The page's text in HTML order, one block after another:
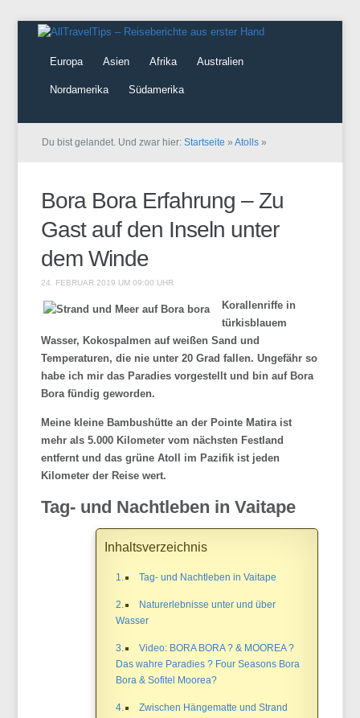
Europa Asien Afrika Australien
Nordamerika Südamerika
Du bist gelandet. Und zwar hier:Startseite »Atolls »
Bora Bora Erfahrung – Zu
Gast auf den Inseln unter
dem Winde
24. FEBRUAR 2019 UM 09:00 UHR
Korallenriffe in
türkisblauem
Wasser, Kokospalmen auf weißen Sand und
Temperaturen, die nie unter 20 Grad fallen. Ungefähr so
habe ich mir das Paradies vorgestellt und bin auf Bora
Bora fündig geworden.
Meine kleine Bambushütte an der Pointe Matiraist
mehr als 5.000 Kilometer vom nächsten Festland
entfernt und das grüne Atoll im Pazifik ist jeden
Kilometer der Reise wert.
Tag- und Nachtleben inVaitape
Inhaltsverzeichnis
Tag- und Nachtleben in Vaitape
Naturerlebnisse unter und über
Wasser
Video: BORA BORA ? & MOOREA ?
Das wahre Paradies ? Four Seasons Bora
Bora & Sofitel Moorea?
Zwischen Hängematte und Strand